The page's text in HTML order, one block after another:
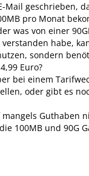
Mail geschrieben,
pro Monat
was von einer
habe,
sondern
Euro?
bei einem
oder gibt es
Guthaben
100MB und 90G